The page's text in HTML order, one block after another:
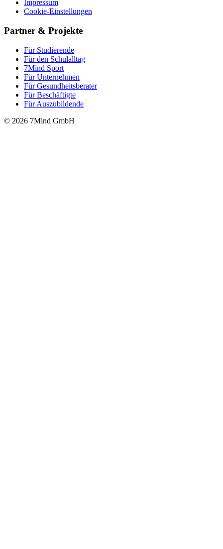
Impressum
Cookie-Einstellungen
Partner & Projekte
Für Stu­die­rende
Für den Schulalltag
7Mind Sport
Für Unter­neh­men
Für Gesund­heits­be­ra­ter
Für Beschäftigte
Für Auszubildende
© 2026 7Mind GmbH